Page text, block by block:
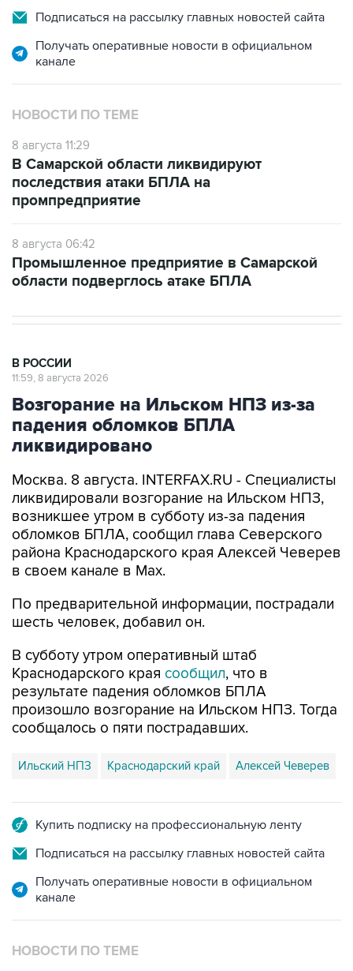
Подписаться на рассылку главных новостей сайта
Получать оперативные новости в официальном
канале
НОВОСТИ ПО ТЕМЕ
8 августа 11:29
В Самарской области ликвидируют
последствия атаки БПЛА на
промпредприятие
8 августа 06:42
Промышленное предприятие в Самарской
области подверглось атаке БПЛА
В РОССИИ
11:59, 8 августа 2026
Возгорание на Ильском НПЗ из-за
падения обломков БПЛА
ликвидировано
Москва. 8 августа. INTERFAX.RU - Специалисты
ликвидировали возгорание на Ильском НПЗ,
возникшее утром в субботу из-за падения
обломков БПЛА, сообщил глава Северского
района Краснодарского края Алексей Чеверев
в своем канале в Max.
По предварительной информации, пострадали
шесть человек, добавил он.
В субботу утром оперативный штаб
Краснодарского края сообщил, что в
результате падения обломков БПЛА
произошло возгорание на Ильском НПЗ. Тогда
сообщалось о пяти пострадавших.
Ильский НПЗ Краснодарский край Алексей Чеверев
Купить подписку на профессиональную ленту
Подписаться на рассылку главных новостей сайта
Получать оперативные новости в официальном
канале
НОВОСТИ ПО ТЕМЕ